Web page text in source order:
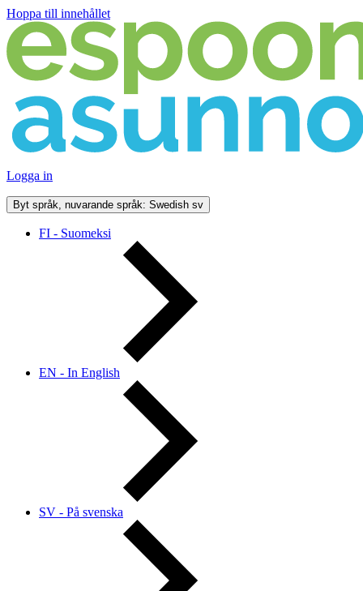
Hoppa till innehållet
Logga in
Byt språk, nuvarande språk: Swedish sv
FI - Suomeksi
EN - In English
SV - På svenska